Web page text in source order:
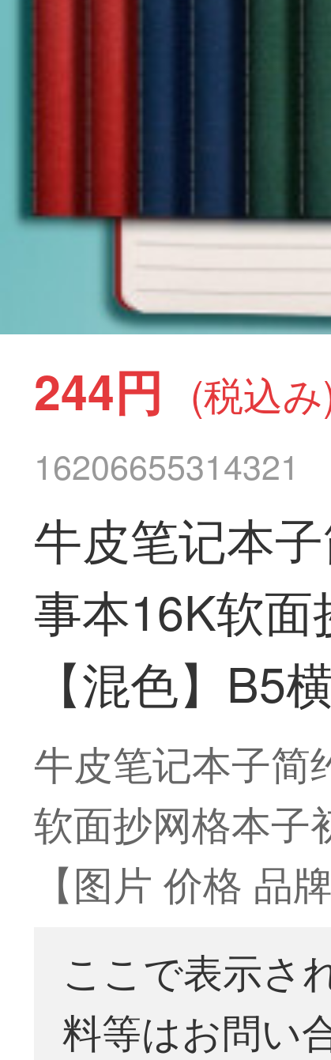
244円 (税込
16206655314321
牛皮笔记本
事本16K软
【混色】B5
牛皮笔记本子简
软面抄网格本子
【图片 价格 品
ここで表示さ
料等はお問い